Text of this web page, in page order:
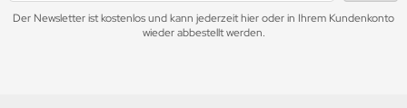
Der Newsletter ist kostenlos und kann jederzeit hier oder in Ihrem Kundenkonto
wieder abbestellt werden.